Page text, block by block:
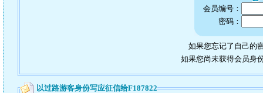
会员编号：
密码：
如果您忘记了自己的
如果您尚未获得会员身
以过路游客身份写应征信给F187822